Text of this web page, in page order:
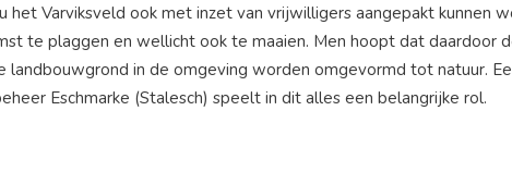
Varviksveld ook met inzet van vrijwilligers aangepakt kunnen
te plaggen en wellicht ook te maaien. Men hoopt dat daardoor
in de omgeving worden omgevormd tot natuur.
Eschmarke (Stalesch) speelt in dit alles een belangrijke rol.